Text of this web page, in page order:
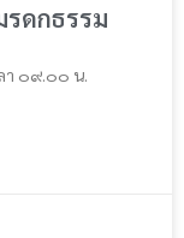
รดกธรรม
า ๐๙.๐๐ น.